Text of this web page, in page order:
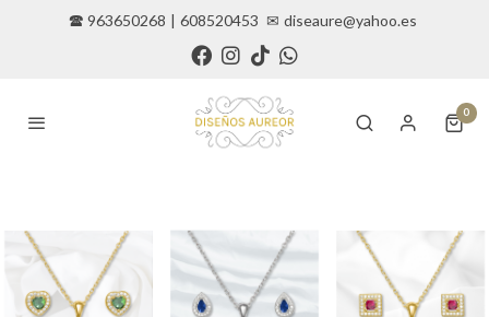
🕿 963650268 | 608520453 ✉ diseaure@yahoo.es
0